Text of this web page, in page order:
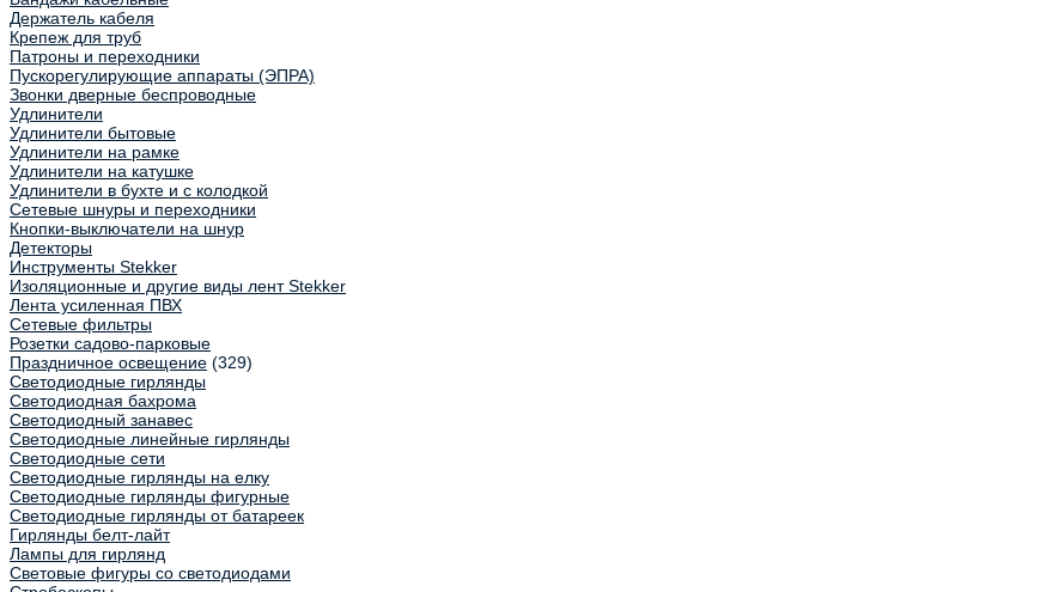
Держатель кабеля
Крепеж для труб
Патроны и переходники
Пускорегулирующие аппараты (ЭПРА)
Звонки дверные беспроводные
Удлинители
Удлинители бытовые
Удлинители на рамке
Удлинители на катушке
Удлинители в бухте и с колодкой
Сетевые шнуры и переходники
Кнопки-выключатели на шнур
Детекторы
Инструменты Stekker
Изоляционные и другие виды лент Stekker
Лента усиленная ПВХ
Сетевые фильтры
Розетки садово-парковые
Праздничное освещение (329)
Светодиодные гирлянды
Светодиодная бахрома
Светодиодный занавес
Светодиодные линейные гирлянды
Светодиодные сети
Светодиодные гирлянды на елку
Светодиодные гирлянды фигурные
Светодиодные гирлянды от батареек
Гирлянды белт-лайт
Лампы для гирлянд
Световые фигуры со светодиодами